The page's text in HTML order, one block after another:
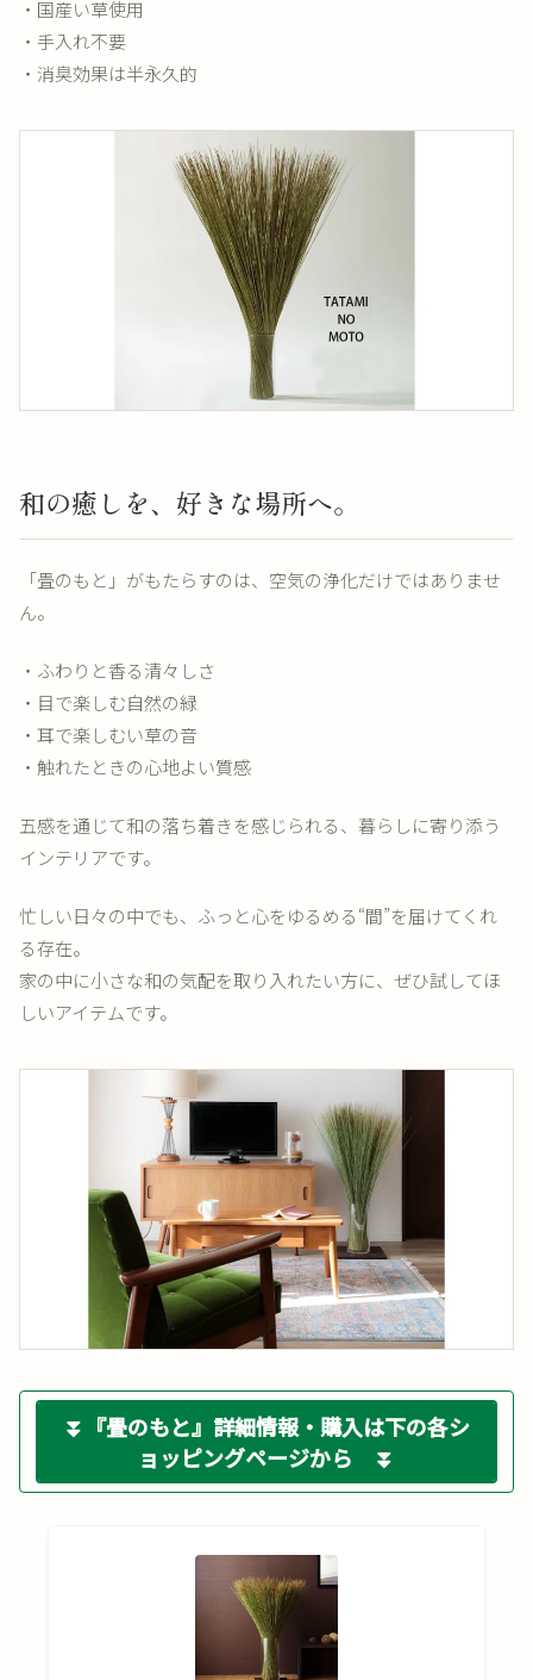
・国産い草使用
・手入れ不要
・消臭効果は半永久的
和の癒しを、好きな場所へ。
「畳のもと」がもたらすのは、空気の浄化だけではありませ
ん。
・ふわりと香る清々しさ
・目で楽しむ自然の緑
・耳で楽しむい草の音
・触れたときの心地よい質感
五感を通じて和の落ち着きを感じられる、暮らしに寄り添う
インテリアです。
忙しい日々の中でも、ふっと心をゆるめる“間”を届けてくれ
る存在。
家の中に小さな和の気配を取り入れたい方に、ぜひ試してほ
しいアイテムです。
⏬『畳のもと』詳細情報・購入は下の各シ
ョッピングページから ⏬